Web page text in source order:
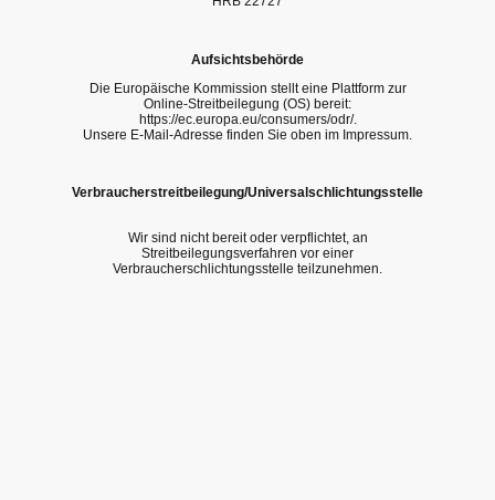
Aufsichtsbehörde
Die Europäische Kommission stellt eine Plattform zur
Online-Streitbeilegung (OS) bereit:
https://ec.europa.eu/consumers/odr/.
Unsere E-Mail-Adresse finden Sie oben im Impressum.
Verbraucherstreitbeilegung/Universalschlichtungsstelle
Wir sind nicht bereit oder verpflichtet, an
Streitbeilegungsverfahren vor einer
Verbraucherschlichtungsstelle teilzunehmen.